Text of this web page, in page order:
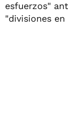
esfuerzos"
"divisiones en